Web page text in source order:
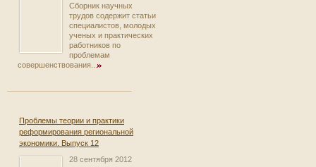
Сборник научных
трудов содержит статьи
специалистов, молодых
ученых и практических
работников по
проблемам
совершенствования...
Проблемы теории и практики
реформирования региональной
экономики. Выпуск 12
28 сентября 2012